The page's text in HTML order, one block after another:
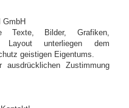
GmbH
Texte, Bilder, Grafiken,
Layout unterliegen dem
geistigen Eigentums.
ausdrücklichen Zustimmung